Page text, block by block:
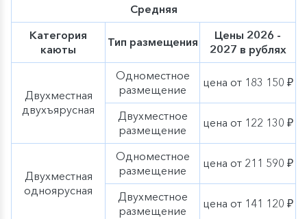
Средняя
Категория
каюты
Тип размещения
Цены 2026 -
2027 в рублях
Двухместная
двухъярусная
Одноместное
размещение
цена от 183 150 ₽
Двухместное
размещение
цена от 122 130 ₽
Двухместная
одноярусная
Одноместное
размещение
цена от 211 590 ₽
Двухместное
размещение
цена от 141 120 ₽